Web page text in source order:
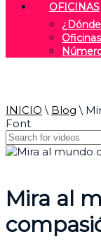
OFICINAS
INICIO \ Blog \
Font
Mira al